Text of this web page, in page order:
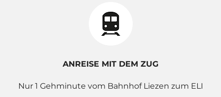
ANREISE MIT DEM ZUG
Nur 1 Gehminute vom Bahnhof Liezen zum ELI